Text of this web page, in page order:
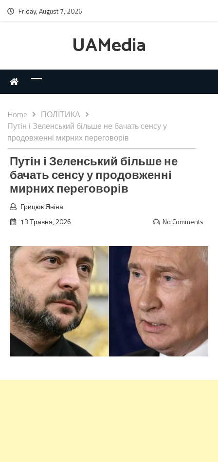
Friday, August 7, 2026
UAMedia
Home
ПОЛІТИКА
Путін і Зеленський більше не бачать сенсу у
продовженні мирних переговорів
Путін і Зеленський більше не
бачать сенсу у продовженні
мирних переговорів
Грицюк Яніна
13 Травня, 2026
No Comments